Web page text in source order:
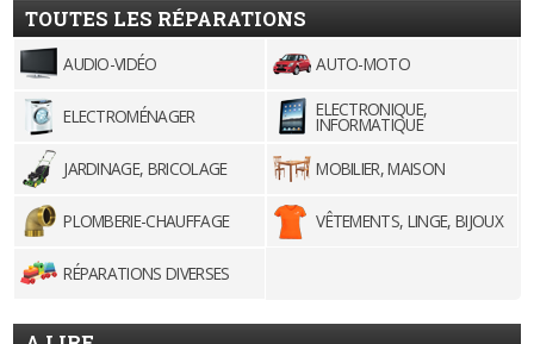
TOUTES LES RÉPARATIONS
AUDIO-VIDÉO AUTO-MOTO
ELECTROMÉNAGER ELECTRONIQUE,
INFORMATIQUE
JARDINAGE, BRICOLAGE
MOBILIER, MAISON
PLOMBERIE-CHAUFFAGE VÊTEMENTS, LINGE, BIJOUX
RÉPARATIONS DIVERSES